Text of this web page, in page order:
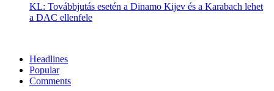
KL: Továbbjutás esetén a Dinamo Kijev és a Karabach lehet
a DAC ellenfele
Headlines
Popular
Comments